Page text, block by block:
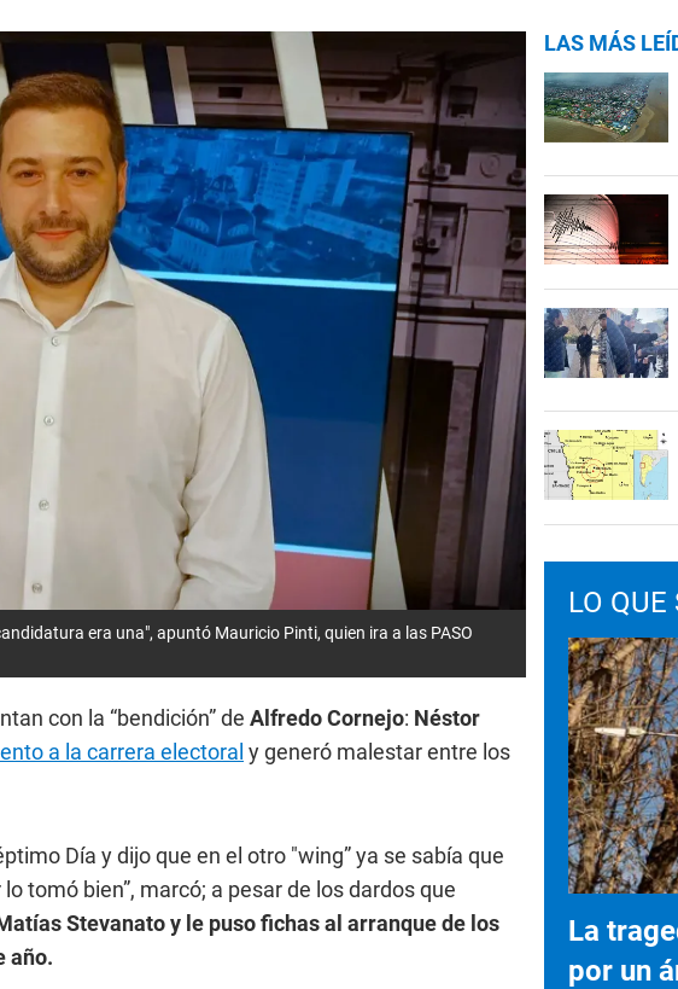
era una", apuntó Mauricio Pinti, quien ira a las PASO
con la “bendición” de Alfredo Cornejo: Néstor
a la carrera electoral y generó malestar entre los
Día y dijo que en el otro "wing” ya se sabía que
tomó bien”, marcó; a pesar de los dardos que
Stevanato y le puso fichas al arranque de los
año.
LAS MÁS
LO QUE
La
por un